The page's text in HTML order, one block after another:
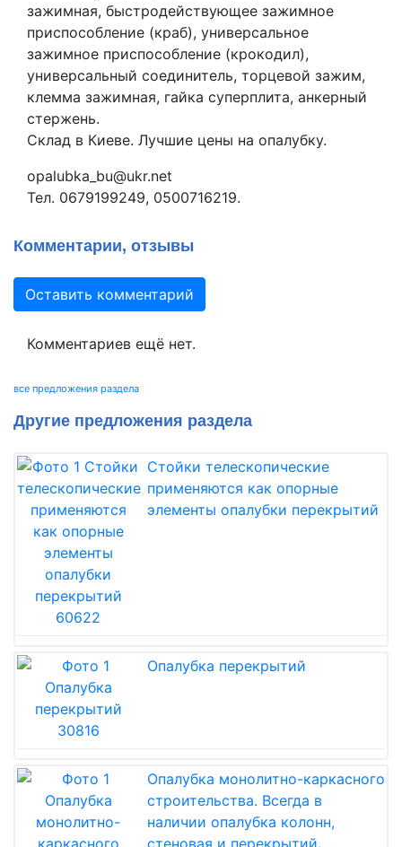
зажимная, быстродействующее зажимное
приспособление (краб), универсальное
зажимное приспособление (крокодил),
универсальный соединитель, торцевой зажим,
клемма зажимная, гайка суперплита, анкерный
стержень.
Склад в Киеве. Лучшие цены на опалубку.
opalubka_bu@ukr.net
Тел. 0679199249, 0500716219.
Комментарии, отзывы
Оставить комментарий
Комментариев ещё нет.
все предложения раздела
Другие предложения раздела
Стойки телескопические
применяются как опорные
элементы опалубки перекрытий
Опалубка перекрытий
Опалубка монолитно-каркасного
строительства. Всегда в
наличии опалубка колонн,
стеновая и перекрытий.